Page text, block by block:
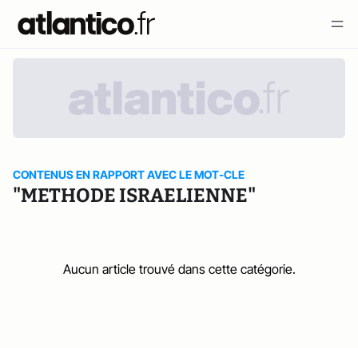
CONTENUS EN RAPPORT AVEC LE MOT-CLE
"METHODE ISRAELIENNE"
Aucun article trouvé dans cette catégorie.